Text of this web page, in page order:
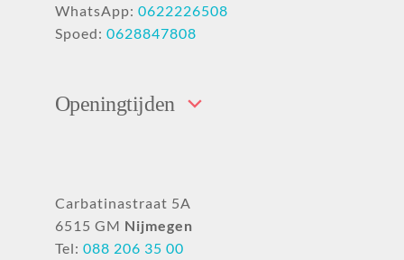
WhatsApp: 0622226508
Spoed: 0628847808
Openingtijden
Carbatinastraat 5A
6515 GM Nijmegen
Tel: 088 206 35 00